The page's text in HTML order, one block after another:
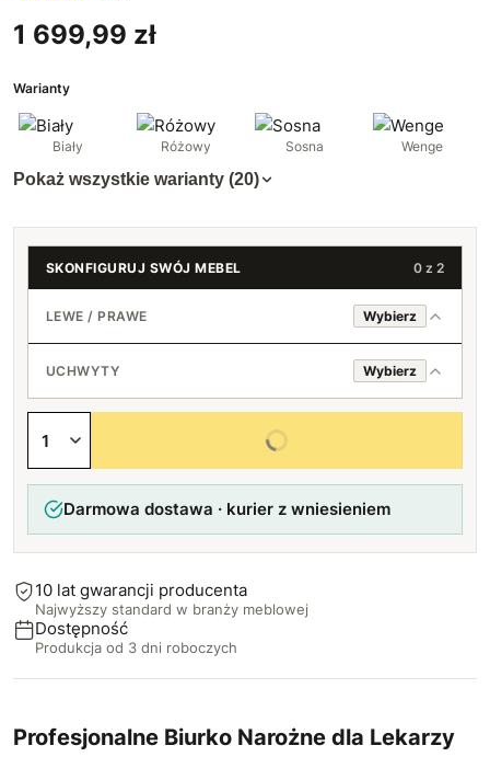
1 699,99 zł
Warianty
Biały Różowy Sosna Wenge
Pokaż wszystkie warianty (20)
SKONFIGURUJ SWÓJ MEBEL 0 z 2
LEWE / PRAWE Wybierz
Lewe
UCHWYTY Wybierz
Loft (czarny)
Bez uchwytów
Wybierz wszystkie opcje
Darmowa dostawa · kurier z wniesieniem
10 lat gwarancji producenta
Najwyższy standard w branży meblowej
Dostępność
Produkcja od 3 dni roboczych
Profesjonalne Biurko Narożne dla Lekarzy